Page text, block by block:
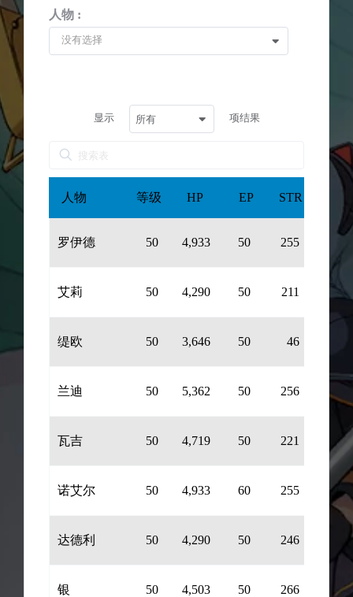
人物 :
没有选择
显示 所有 项结果
人物 等级 HP EP STR
罗伊德 50 4,933 50 255
艾莉 50 4,290 50 211 201
缇欧 50 3,646 50 46
兰迪 50 5,362 50 256
瓦吉 50 4,719 50 221 234
诺艾尔 50 4,933 60 255 245
达德利 50 4,290 50 246 234
银 50 4,503 50 266 179